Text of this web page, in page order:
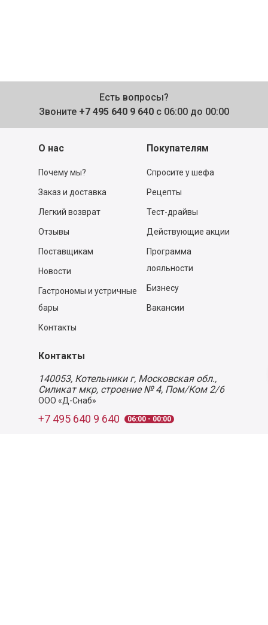
Есть вопросы?
Звоните +7 495 640 9 640 с 06:00 до 00:00
О нас
Почему мы?
Заказ и доставка
Легкий возврат
Отзывы
Поставщикам
Новости
Гастрономы и устричные
бары
Контакты
Покупателям
Спросите у шефа
Рецепты
Тест-драйвы
Действующие акции
Программа
лояльности
Бизнесу
Вакансии
Контакты
140053, Котельники г, Московская обл.,
Силикат мкр, строение № 4, Пом/Ком 2/6
ООО «Д-Снаб»
+7 495 640 9 640 06:00 - 00:00